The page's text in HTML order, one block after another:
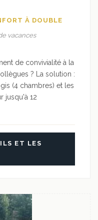
À DOUBLE
vacances
de convivialité à la
? La solution :
(4 chambres) et les
jusqu'à 12
ET LES